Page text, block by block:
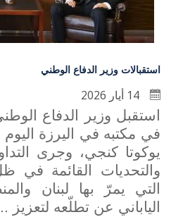
استقبالات وزير الدفاع الوطني
استقبل وزير الدفاع
في مكتبه في اليرزة اليوم
يوكوتا كنجي، وجرى
والتحديات القائمة في
التي يمرّ بها لبنان
الياباني عن تطلّعه لتعزيز